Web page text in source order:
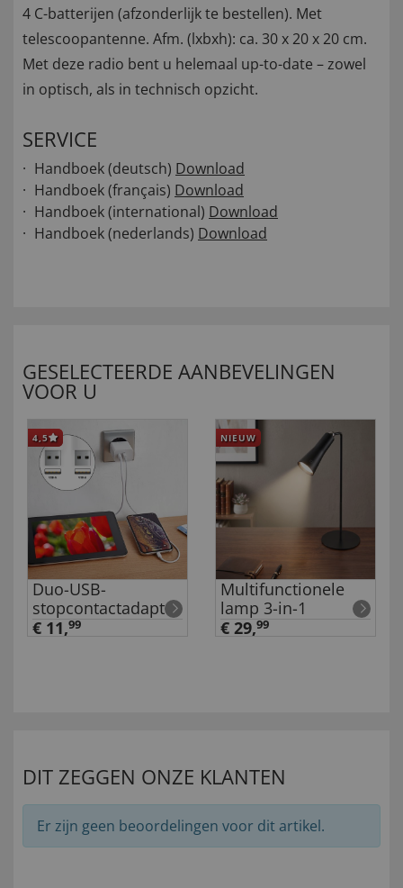
4 C-batterijen (afzonderlijk te bestellen). Met
telescoopantenne. Afm. (lxbxh): ca. 30 x 20 x 20 cm.
Met deze radio bent u helemaal up-to-date – zowel
in optisch, als in technisch opzicht.
SERVICE
Handboek (deutsch) Download
Handboek (français) Download
Handboek (international) Download
Handboek (nederlands) Download
GESELECTEERDE AANBEVELINGEN
VOOR U
4,5
Duo-USB-
stopcontactadapter
€ 11,99
NIEUW
Multifunctionele
lamp 3-in-1
€ 29,99
DIT ZEGGEN ONZE KLANTEN
Er zijn geen beoordelingen voor dit artikel.